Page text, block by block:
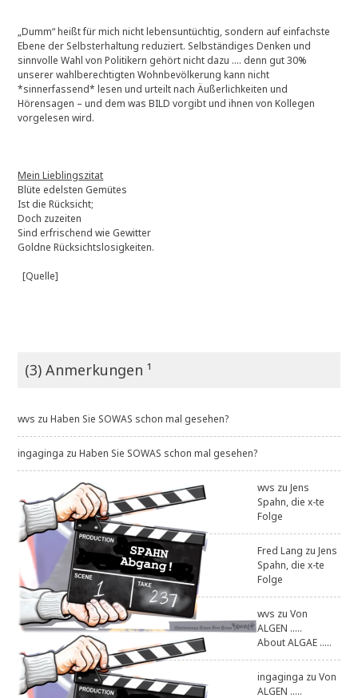
„Dumm“ heißt für mich nicht lebensuntüchtig, sondern auf einfachste
Ebene der Selbsterhaltung reduziert. Selbständiges Denken und
sinnvolle Wahl von Politikern gehört nicht dazu …. denn gut 30%
unserer wahlberechtigten Wohnbevölkerung kann nicht
*sinnerfassend* lesen und urteilt nach Äußerlichkeiten und
Hörensagen – und dem was BILD vorgibt und ihnen von Kollegen
vorgelesen wird.
Mein Lieblingszitat
Blüte edelsten Gemütes
Ist die Rücksicht;
Doch zuzeiten
Sind erfrischend wie Gewitter
Goldne Rücksichtslosigkeiten.
[Quelle]
(3) Anmerkungen ¹
wvs zuHaben Sie SOWAS schon mal gesehen?
ingaginga zuHaben Sie SOWAS schon mal gesehen?
wvs zuJens
Spahn, die x-te
Folge
Fred Lang zuJens
Spahn, die x-te
Folge
wvs zuVon
ALGEN .....
About ALGAE .....
ingaginga zuVon
ALGEN .....